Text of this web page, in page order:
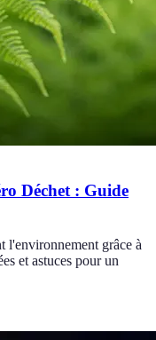
Déchet : Guide
l'environnement grâce à
et astuces pour un